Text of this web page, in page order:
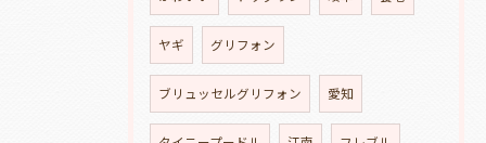
ヤギ グリフォン
ブリュッセルグリフォン 愛知